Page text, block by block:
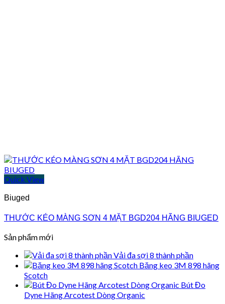
Quick View
Biuged
THƯỚC KÉO MÀNG SƠN 4 MẶT BGD204 HÃNG BIUGED
Sản phẩm mới
Vải đa sợi 8 thành phần
Băng keo 3M 898 hãng
Scotch
Bút Đo
Dyne Hãng Arcotest Dòng Organic